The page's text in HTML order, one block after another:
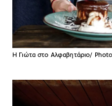
Η Γιώτα στο Αλφαβητάριο/